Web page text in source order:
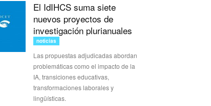
El IdIHCS suma siete
nuevos proyectos de
investigación plurianuales
noticias
Las propuestas adjudicadas abordan
problemáticas como el impacto de la
IA, transiciones educativas,
transformaciones laborales y
lingüísticas.